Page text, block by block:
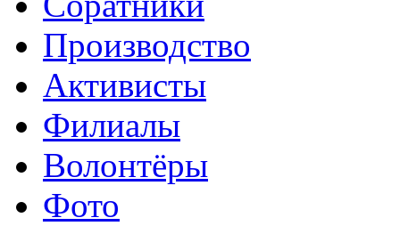
Производство
Активисты
Филиалы
Волонтёры
Фото